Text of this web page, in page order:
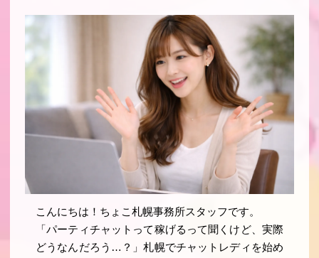
こんにちは！ちょこ札幌事務所スタッフです。
「パーティチャットって稼げるって聞くけど、実際
どうなんだろう…？」札幌でチャットレディを始め